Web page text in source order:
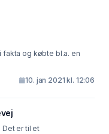
10. jan 2021 kl. 12:06
Det er til et